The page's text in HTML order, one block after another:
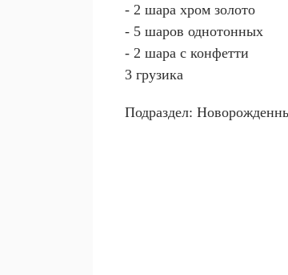
- 2 шара хром золото
- 5 шаров однотонных
- 2 шара с конфетти
3 грузика
Подраздел: